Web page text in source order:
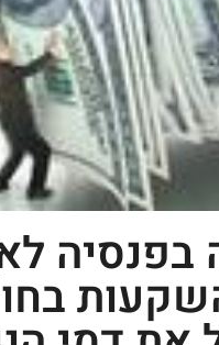
בפנסיה